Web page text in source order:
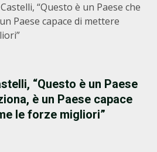
“Questo è un Paese che
Paese capace di mettere
“Questo è un Paese
è un Paese capace
le forze migliori”